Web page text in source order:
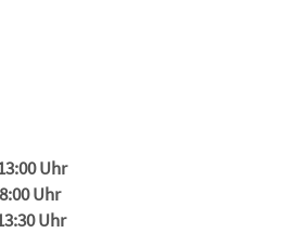
Uhr
Uhr
Uhr